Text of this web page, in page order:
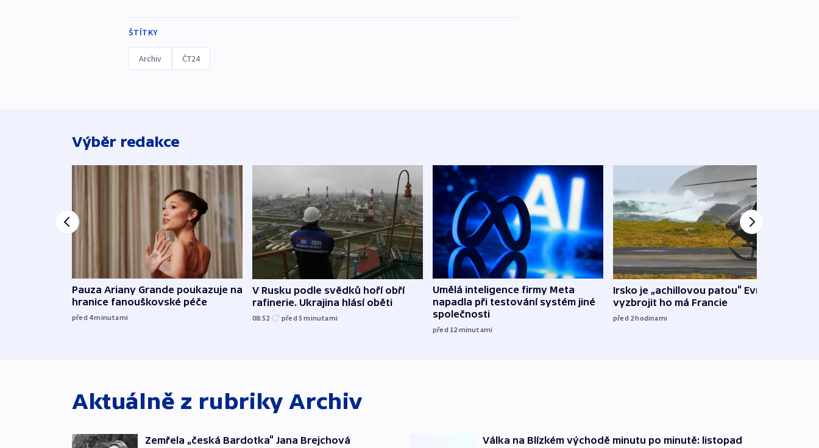
ŠTÍTKY
Archiv ČT24
Výběr redakce
Pauza Ariany Grande poukazuje na
hranice fanouškovské péče
před 4minutami
V Rusku podle svědků hoří obří
rafinerie. Ukrajina hlásí oběti
08:52 před 5minutami
Umělá inteligence firmy Meta
napadla při testování systém jiné
společnosti
před 12 minutami
Irsko je „achillovou patou“ Evropy,
vyzbrojit ho má Francie
před 2hodinami
Aktuálně z rubriky Archiv
Zemřela „česká Bardotka“ Jana Brejchová
Válka na Blízkém východě minutu po minutě: listopad